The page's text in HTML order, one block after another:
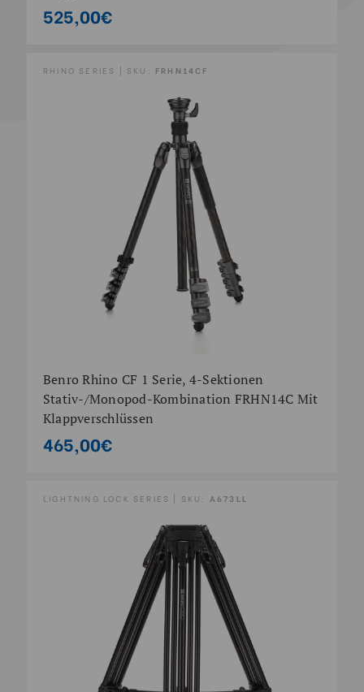
525,00€
RHINO SERIES | SKU: FRHN14CF
Benro Rhino CF 1 Serie, 4-Sektionen
Stativ-/Monopod-Kombination FRHN14C Mit
Klappverschlüssen
465,00€
LIGHTNING LOCK SERIES | SKU: A673LL